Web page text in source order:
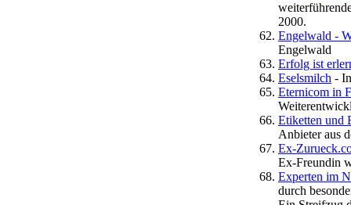
2000.
Engelwald -
Engelwald
Erfolg ist
Eselsmilch -
Eternicom in
Etiketten und
Anbieter aus
Ex-
Ex-Freundin
Experten im
durch